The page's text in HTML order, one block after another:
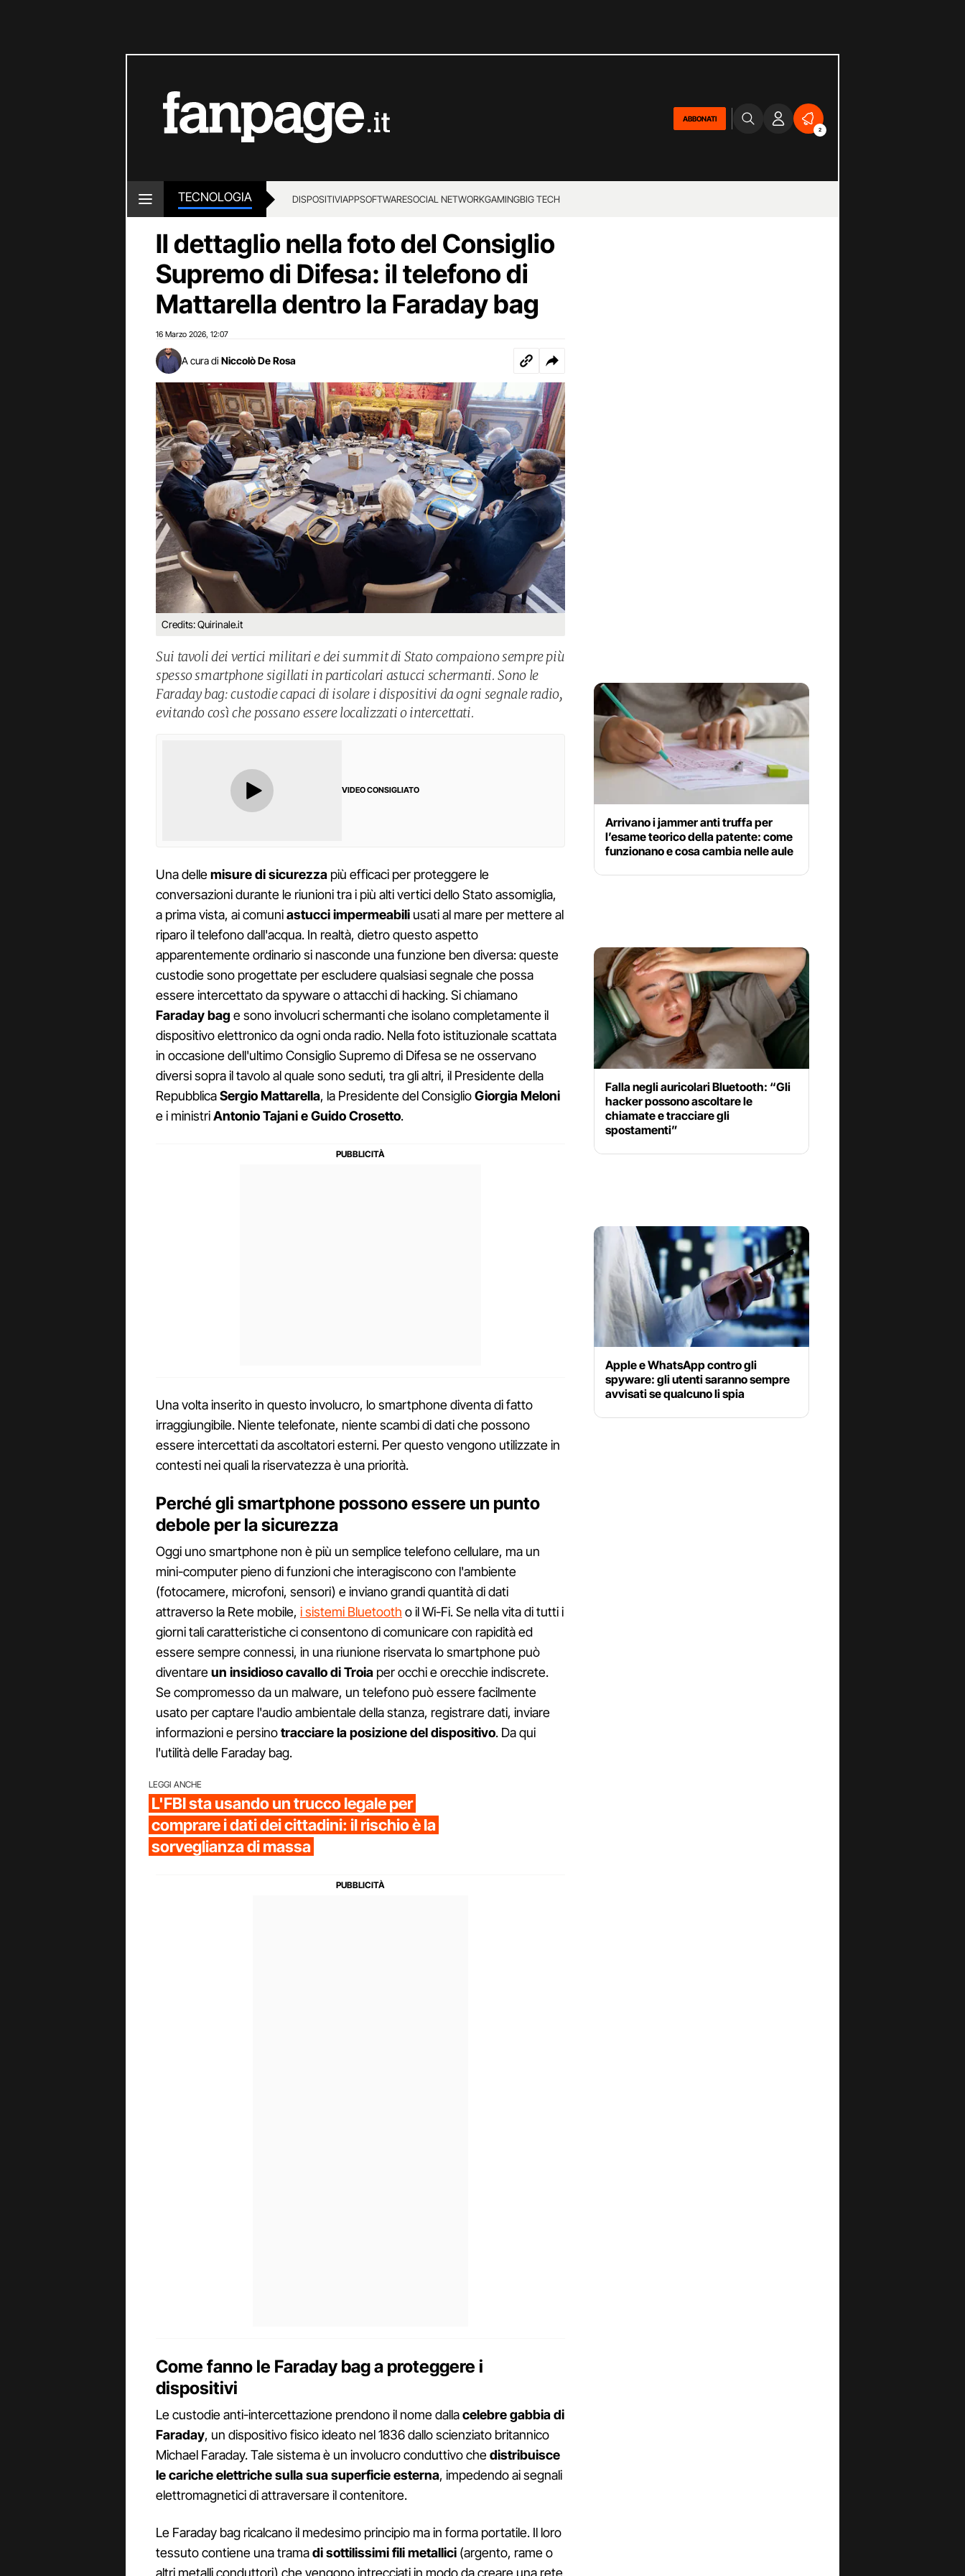
ABBONATI
2
TECNOLOGIA DISPOSITIVIAPPSOFTWARESOCIAL NETWORKGAMINGBIG TECH
Il dettaglio nella foto del Consiglio
Supremo di Difesa: il telefono di
Mattarella dentro la Faraday bag
16 Marzo 2026 12:07
A cura di Niccolò De Rosa
Credits: Quirinale.it
Sui tavoli dei vertici militari e dei summit di Stato compaiono sempre più
spesso smartphone sigillati in particolari astucci schermanti. Sono le
Faraday bag: custodie capaci di isolare i dispositivi da ogni segnale radio,
evitando così che possano essere localizzati o intercettati.
VIDEO CONSIGLIATO
Una dellemisure di sicurezza più efficaci per proteggere le
conversazioni durante le riunioni tra i più alti vertici dello Stato assomiglia,
a prima vista, ai comuniastucci impermeabili usati al mare per mettere al
riparo il telefono dall'acqua. In realtà, dietro questo aspetto
apparentemente ordinario si nasconde una funzione ben diversa: queste
custodie sono progettate per escludere qualsiasi segnale che possa
essere intercettato da spyware o attacchi di hacking. Si chiamano
Faraday bag e sono involucri schermanti che isolano completamente il
dispositivo elettronico da ogni onda radio. Nella foto istituzionale scattata
in occasione dell'ultimo Consiglio Supremo di Difesa se ne osservano
diversi sopra il tavolo al quale sono seduti, tra gli altri, il Presidente della
RepubblicaSergio Mattarella, la Presidente del ConsiglioGiorgia Meloni
e i ministriAntonioTajani e Guido Crosetto.
Una volta inserito in questo involucro, lo smartphone diventa di fatto
irraggiungibile. Niente telefonate, niente scambi di dati che possono
essere intercettati da ascoltatori esterni. Per questo vengono utilizzate in
contesti nei quali la riservatezza è una priorità.
Perché gli smartphone possono essere un punto
debole per la sicurezza
Oggi uno smartphone non è più un semplice telefono cellulare, ma un
mini-computer pieno di funzioni che interagiscono con l'ambiente
(fotocamere, microfoni, sensori) e inviano grandi quantità di dati
attraverso la Rete mobile, i sistemi Bluetooth o il Wi-Fi. Se nella vita di tutti i
giorni tali caratteristiche ci consentono di comunicare con rapidità ed
essere sempre connessi, in una riunione riservata lo smartphone può
diventareun insidioso cavallo di Troia per occhi e orecchie indiscrete.
Se compromesso da un malware, un telefono può essere facilmente
usato per captare l'audio ambientale della stanza, registrare dati, inviare
informazioni e persinotracciare la posizione del dispositivo. Da qui
l'utilità delle Faraday bag.
LEGGI ANCHE
L'FBI sta usando un trucco legale per
comprare i dati dei cittadini: il rischio è la
sorveglianza di massa
Come fanno le Faraday bag a proteggere i
dispositivi
Le custodie anti-intercettazione prendono il nome dallacelebre gabbia di
Faraday, un dispositivo fisico ideato nel 1836 dallo scienziato britannico
Michael Faraday. Tale sistema è un involucro conduttivo chedistribuisce
le cariche elettriche sulla sua superficie esterna, impedendo ai segnali
elettromagnetici di attraversare il contenitore.
Le Faraday bag ricalcano il medesimo principio ma in forma portatile. Il loro
tessuto contiene una tramadi sottilissimi fili metallici (argento, rame o
altri metalli conduttori) che vengono intrecciati in modo da creare una rete
Arrivano i jammer anti truffa per
l’esame teorico della patente: come
funzionano e cosa cambia nelle aule
Falla negli auricolari Bluetooth: “Gli
hacker possono ascoltare le
chiamate e tracciare gli
spostamenti”
Apple e WhatsApp contro gli
spyware: gli utenti saranno sempre
avvisati se qualcuno li spia